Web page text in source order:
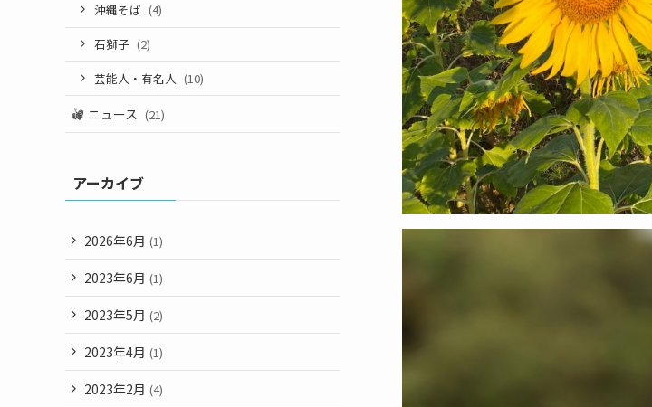
沖縄そば (4)
石獅子 (2)
芸能人・有名人 (10)
ニュース (21)
アーカイブ
2026年6月 (1)
2023年6月 (1)
2023年5月 (2)
2023年4月 (1)
2023年2月 (4)